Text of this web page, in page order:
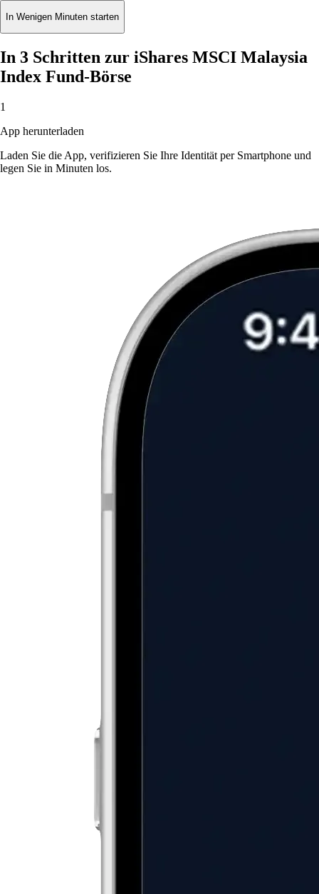
In Wenigen Minuten starten
In 3 Schritten zur iShares MSCI Malaysia
Index Fund-Börse
1
App herunterladen
Laden Sie die App, verifizieren Sie Ihre Identität per Smartphone und
legen Sie in Minuten los.